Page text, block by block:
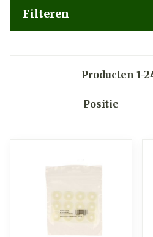
Filteren
Producten 1-
Sorteer op: